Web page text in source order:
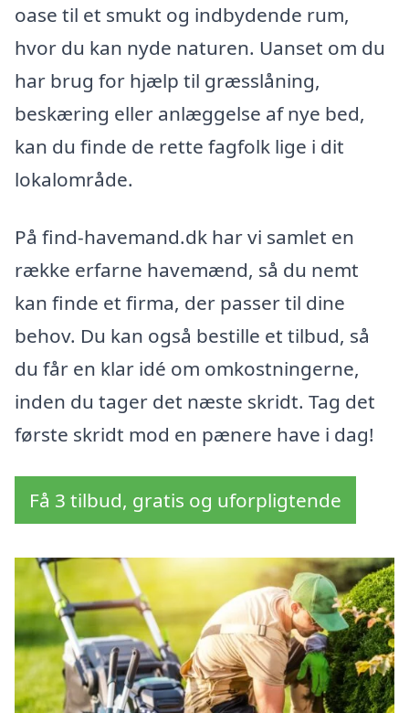
oase til et smukt og indbydende rum,
hvor du kan nyde naturen. Uanset om du
har brug for hjælp til græsslåning,
beskæring eller anlæggelse af nye bed,
kan du finde de rette fagfolk lige i dit
lokalområde.
På find-havemand.dk har vi samlet en
række erfarne havemænd, så du nemt
kan finde et firma, der passer til dine
behov. Du kan også bestille et tilbud, så
du får en klar idé om omkostningerne,
inden du tager det næste skridt. Tag det
første skridt mod en pænere have i dag!
Få 3 tilbud, gratis og uforpligtende